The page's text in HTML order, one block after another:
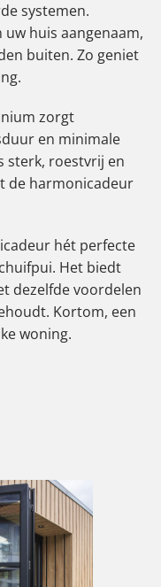
systemen.
huis aangenaam,
buiten. Zo geniet
zorgt
en minimale
sterk, roestvrij en
de harmonicadeur
hét perfecte
Het biedt
dezelfde voordelen
Kortom, een
woning.